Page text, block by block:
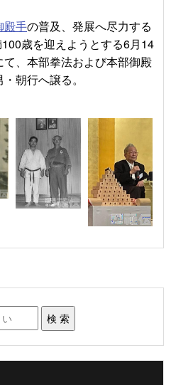
殿手の普及、発展へ尽力する
歳を迎えようとする6月14
、本部拳法および本部御殿
朝行へ譲る。